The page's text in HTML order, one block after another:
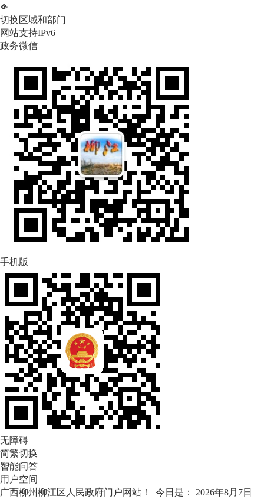
切换区域和部门
网站支持IPv6
政务微信
手机版
无障碍
简繁切换
智能问答
用户空间
广西柳州柳江区人民政府门户网站！ 今日是： 2026年8月7日